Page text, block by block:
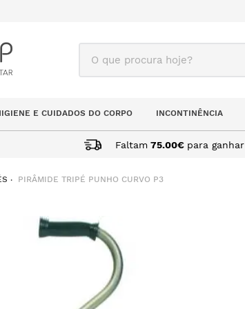
O que procura hoje?
E CUIDADOS DO CORPO INCONTINÊNCIA
Faltam 75.00€ para ganhar
PIRÂMIDE TRIPÉ PUNHO CURVO P3